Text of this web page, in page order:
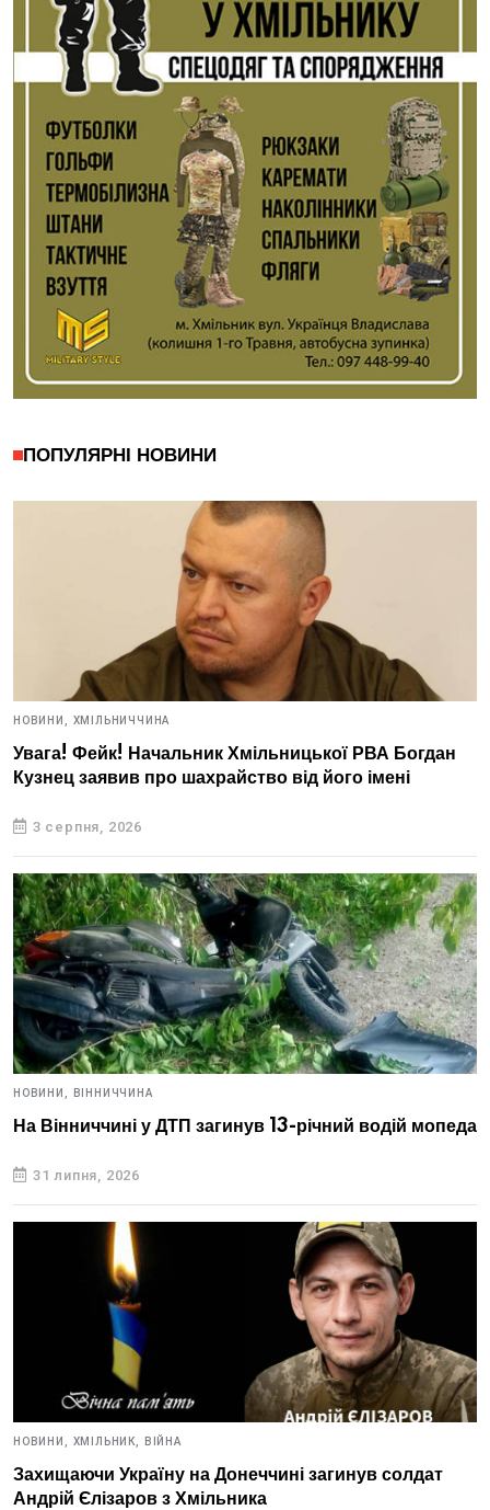
ПОПУЛЯРНІ НОВИНИ
НОВИНИ, ХМІЛЬНИЧЧИНА
Увага! Фейк! Начальник Хмільницької РВА Богдан
Кузнец заявив про шахрайство від його імені
3 серпня, 2026
НОВИНИ, ВІННИЧЧИНА
На Вінниччині у ДТП загинув 13-річний водій мопеда
31 липня, 2026
НОВИНИ, ХМІЛЬНИК, ВІЙНА
Захищаючи Україну на Донеччині загинув солдат
Андрій Єлізаров з Хмільника